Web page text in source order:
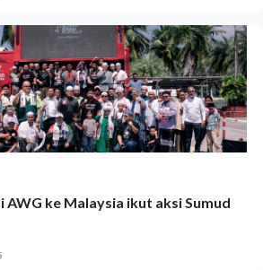
AWG ke Malaysia ikut aksi Sumud